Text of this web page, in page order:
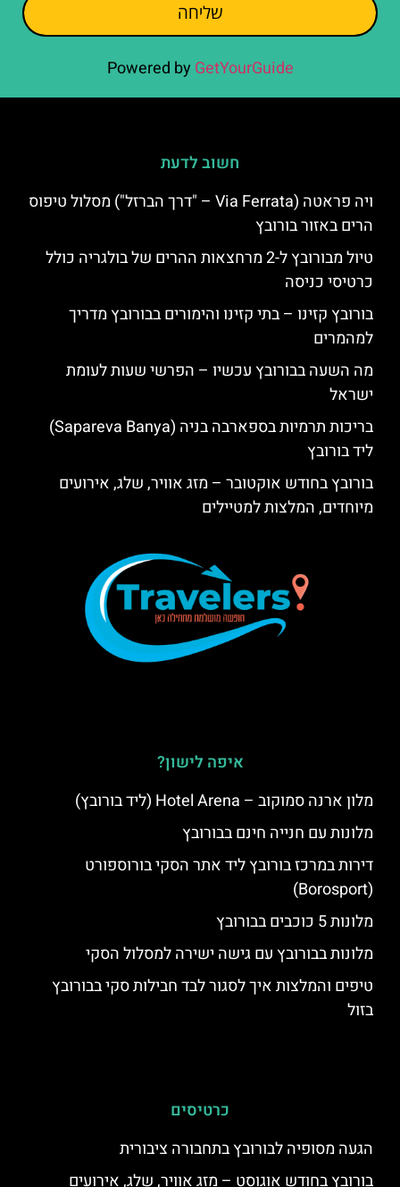
שליחה
Powered by GetYourGuide
חשוב לדעת
ויה פראטה (Via Ferrata – "דרך הברזל") מסלול טיפוס
הרים באזור בורובץ
טיול מבורובץ ל-2 מרחצאות ההרים של בולגריה כולל
כרטיסי כניסה
בורובץ קזינו – בתי קזינו והימורים בבורובץ מדריך
למהמרים
מה השעה בבורובץ עכשיו – הפרשי שעות לעומת
ישראל
בריכות תרמיות בספארבה בניה (Sapareva Banya)
ליד בורובץ
בורובץ בחודש אוקטובר – מזג אוויר, שלג, אירועים
מיוחדים, המלצות למטיילים
איפה לישון?
מלון ארנה סמוקוב – Hotel Arena (ליד בורובץ)
מלונות עם חנייה חינם בבורובץ
דירות במרכז בורובץ ליד אתר הסקי בורוספורט
(Borosport)
מלונות 5 כוכבים בבורובץ
מלונות בבורובץ עם גישה ישירה למסלול הסקי
טיפים והמלצות איך לסגור לבד חבילות סקי בבורובץ
בזול
כרטיסים
הגעה מסופיה לבורובץ בתחבורה ציבורית
בורובץ בחודש אוגוסט – מזג אוויר, שלג, אירועים